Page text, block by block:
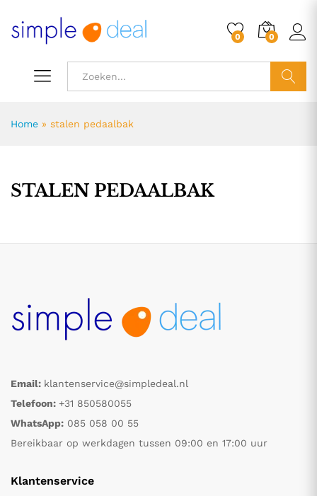
0 0
Home » stalen pedaalbak
STALEN PEDAALBAK
Email: klantenservice@simpledeal.nl
Telefoon: +31 850580055
WhatsApp: 085 058 00 55
Bereikbaar op werkdagen tussen 09:00 en 17:00 uur
Klantenservice